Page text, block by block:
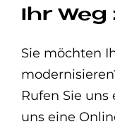
Ihr
Sie möchten
Rufen Sie
uns eine